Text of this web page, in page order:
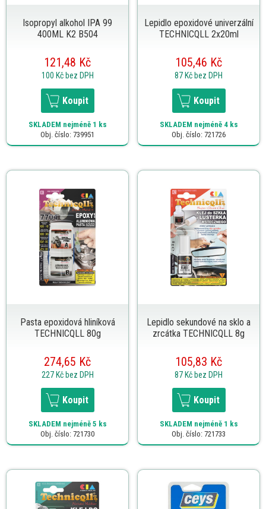
Isopropyl alkohol IPA 99
400ML K2 B504
121,48 Kč
100 Kč bez DPH
Koupit
SKLADEM nejméně 1 ks
Obj. číslo: 739951
Lepidlo epoxidové univerzální
TECHNICQLL 2x20ml
105,46 Kč
87 Kč bez DPH
Koupit
SKLADEM nejméně 4 ks
Obj. číslo: 721726
Pasta epoxidová hliníková
TECHNICQLL 80g
274,65 Kč
227 Kč bez DPH
Koupit
SKLADEM nejméně 5 ks
Obj. číslo: 721730
Lepidlo sekundové na sklo a
zrcátka TECHNICQLL 8g
105,83 Kč
87 Kč bez DPH
Koupit
SKLADEM nejméně 1 ks
Obj. číslo: 721733